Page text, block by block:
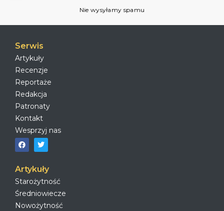
Nie wysyłamy spamu
Serwis
Artykuły
Recenzje
Reportaże
Redakcja
Patronaty
Kontakt
Wesprzyj nas
Artykuły
Starożytność
Średniowiecze
Nowożytność